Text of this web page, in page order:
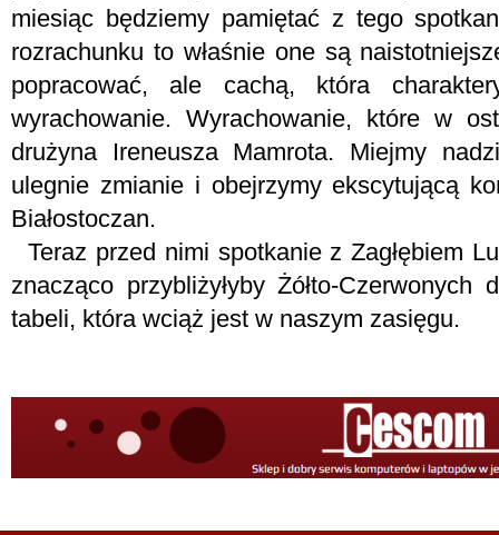
miesiąc będziemy pamiętać z tego
rozrachunku to właśnie one są
popracować, ale cachą, która
wyrachowanie. Wyrachowanie, które w
drużyna Ireneusza Mamrota. Miejmy
ulegnie zmianie i obejrzymy ekscytującą
Białostoczan.
Teraz przed nimi spotkanie z Zagłębiem
znacząco przybliżyłyby Żółto-
tabeli, która wciąż jest w naszym zasięgu.